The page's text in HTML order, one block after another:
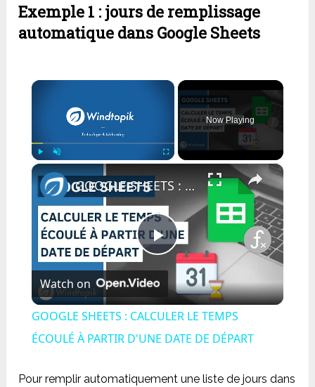
Exemple 1 : jours de remplissage
automatique dans Google Sheets
×
Now Playing
×
Play
Video
GOOGLE SHEETS : CALCULER LE TEMPS ÉCOULÉ À PARTIR D'UNE DATE DE DÉPART
Watch on
GOOGLE SHEETS : CALCULER LE TEMPS
ÉCOULÉ À PARTIR D'UNE DATE DE DÉPART
Pour remplir automatiquement une liste de jours dans